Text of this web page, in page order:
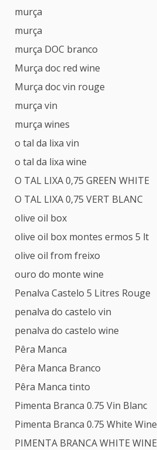
murça
murça
murça DOC branco
Murça doc red wine
Murça doc vin rouge
murça vin
murça wines
o tal da lixa vin
o tal da lixa wine
O TAL LIXA 0,75 GREEN WHITE
O TAL LIXA 0,75 VERT BLANC
olive oil box
olive oil box montes ermos 5 lt
olive oil from freixo
ouro do monte wine
Penalva Castelo 5 Litres Rouge
penalva do castelo vin
penalva do castelo wine
Pêra Manca
Pêra Manca Branco
Pêra Manca tinto
Pimenta Branca 0.75 Vin Blanc
Pimenta Branca 0.75 White Wine
PIMENTA BRANCA WHITE WINE